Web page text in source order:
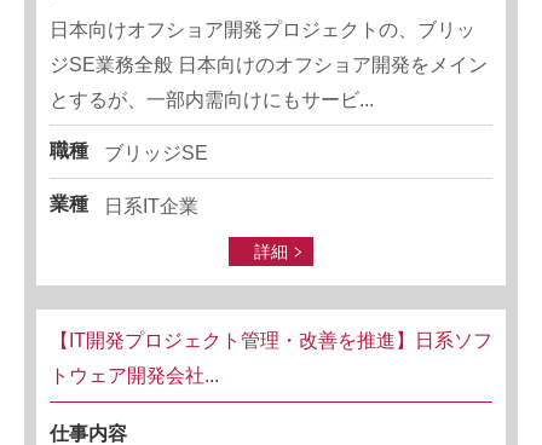
日本向けオフショア開発プロジェクトの、ブリッ
ジSE業務全般 日本向けのオフショア開発をメイン
とするが、一部内需向けにもサービ...
職種 ブリッジSE
業種 日系IT企業
詳細
【IT開発プロジェクト管理・改善を推進】日系ソフ
トウェア開発会社...
仕事内容